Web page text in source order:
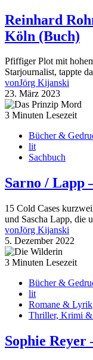
Reinhard
Köln (Buch)
Pfiffiger Plot mit
Starjournalist, tappte
vonJörg Kijanski
23. März 2023
3 Minuten Lesezeit
Bücher &
lit
Sachbuch
Sarno / Lapp
15 Cold Cases
und Sascha Lapp, die
vonJörg Kijanski
5. Dezember 2022
3 Minuten Lesezeit
Bücher &
lit
Romane & Lyrik
Thriller, Krimi
Sophie